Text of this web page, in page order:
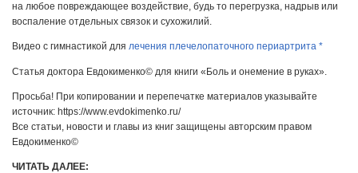
на любое повреждающее воздействие, будь то перегрузка, надрыв или
воспаление отдельных связок и сухожилий.
Видео с гимнастикой для лечения плечелопаточного периартрита *
Статья доктора Евдокименко© для книги «Боль и онемение в руках».
Просьба! При копировании и перепечатке материалов указывайте
источник: https://www.evdokimenko.ru/
Все статьи, новости и главы из книг защищены авторским правом
Евдокименко©
ЧИТАТЬ ДАЛЕЕ: